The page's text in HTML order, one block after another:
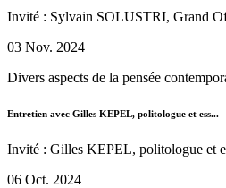
Invité : Sylvain SOLUSTRI, Grand
03 Nov. 2024
Divers aspects de la pensée
Entretien avec Gilles KEPEL, politologue et ess...
Invité : Gilles KEPEL, politologue et
06 Oct. 2024